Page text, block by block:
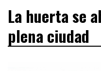
La huerta se
plena ciudad